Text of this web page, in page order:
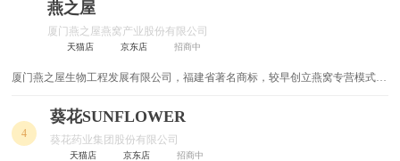
会理事单位，广东医疗器械协会会员单位。
燕之屋
厦门燕之屋燕窝产业股份有限公司
天猫店 京东店 招商中
厦门燕之屋生物工程发展有限公司，福建省著名商标，较早创立燕窝专营模式，
4
葵花SUNFLOWER
葵花药业集团股份有限公司
天猫店 京东店 招商中